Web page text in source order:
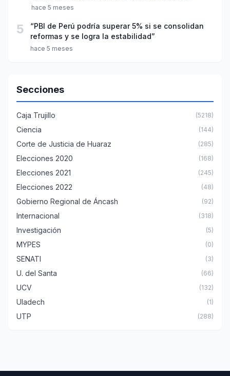
hace 5 meses
5
“PBI de Perú podría superar 5% si se consolidan
reformas y se logra la estabilidad”
hace 5 meses
Secciones
Caja Trujillo (5218)
Ciencia (144)
Corte de Justicia de Huaraz (285)
Elecciones 2020 (168)
Elecciones 2021 (245)
Elecciones 2022 (48)
Gobierno Regional de Áncash (92)
Internacional (318)
Investigación (5)
MYPES (0)
SENATI (3)
U. del Santa (66)
UCV (132)
Uladech (1)
UTP (288)